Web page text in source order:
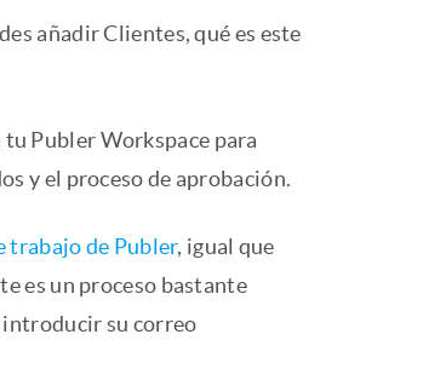
añadir Clientes, qué es este
Publer Workspace para
y el proceso de aprobación.
trabajo de Publer, igual que
es un proceso bastante
introducir su correo